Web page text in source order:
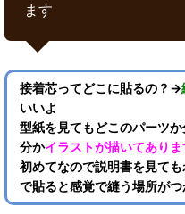
ます
接着芯ってどこに貼るの？→
いいよ
型紙を見てもどこのパーツ
分かイラストが描いてありま
初めてなので説明書を見て
で貼ると感覚で縫う場所がつ